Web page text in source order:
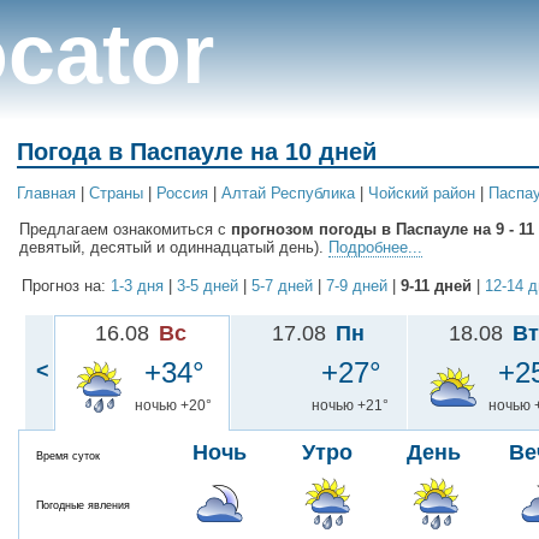
Погода в Паспауле на 10 дней
Главная Cтраны Россия Алтай Республика| Чойский район
Предлагаем ознакомиться с прогнозом погоды в Паспауле на 9 - 11
девятый, десятый и одиннадцатый день). Подробнее...
Прогноз на: 1-3 дня 3-5 дней 5-7 дней 7-9 дней 9-11 дней 12-14
<
16.08 Вс
+34°
ночью +20°
Время суток Ночь Утро День
Погодные явления
17.08 Пн
+27°
ночью +21°
18.08 Вт
ночью